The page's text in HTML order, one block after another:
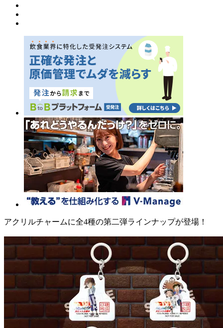
アクリルチャームに全4種の第二弾ラインナップが登場！